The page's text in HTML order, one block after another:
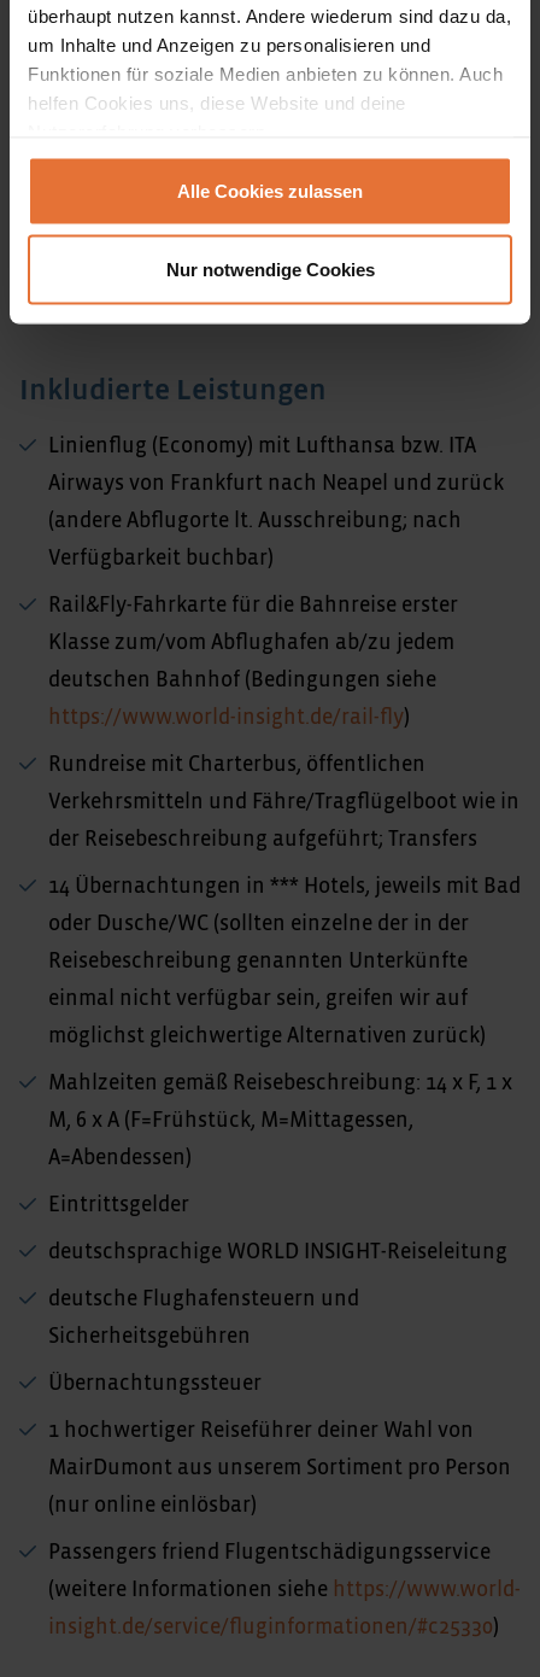
überhaupt nutzen kannst. Andere wiederum sind dazu da,
um Inhalte und Anzeigen zu personalisieren und
Funktionen für soziale Medien anbieten zu können. Auch
helfen Cookies uns, diese Website und deine
Alle Cookies zulassen
Nur notwendige Cookies
Unterkünfte
Bei dieser Reise übernachten wir vorwiegend in
landestypischen *** Hotels, alle mit eigenem Bad
oder Dusche/WC und teilweise Klimaanlage auf
Bilder unserer Unterkünfte
Inkludierte Leistungen
Linienflug (Economy) mit Lufthansa bzw. ITA
Airways von Frankfurt nach Neapel und zurück
(andere Abflugorte lt. Ausschreibung; nach
Verfügbarkeit buchbar)
Rail&Fly-Fahrkarte für die Bahnreise erster
Klasse zum/vom Abflughafen ab/zu jedem
deutschen Bahnhof (Bedingungen siehe
https://www.world-insight.de/rail-fly)
Rundreise mit Charterbus, öffentlichen
Verkehrsmitteln und Fähre/Tragflügelboot wie in
der Reisebeschreibung aufgeführt; Transfers
14 Übernachtungen in *** Hotels, jeweils mit Bad
oder Dusche/WC (sollten einzelne der in der
Reisebeschreibung genannten Unterkünfte
einmal nicht verfügbar sein, greifen wir auf
möglichst gleichwertige Alternativen zurück)
Mahlzeiten gemäß Reisebeschreibung: 14 x F, 1 x
M, 6 x A (F=Frühstück, M=Mittagessen,
A=Abendessen)
Eintrittsgelder
deutschsprachige WORLD INSIGHT-Reiseleitung
deutsche Flughafensteuern und
Sicherheitsgebühren
Übernachtungssteuer
1 hochwertiger Reiseführer deiner Wahl von
MairDumont aus unserem Sortiment pro Person
(nur online einlösbar)
Passengers friend Flugentschädigungsservice
(weitere Informationen siehe https://www.world-
insight.de/service/fluginformationen/#c25330)